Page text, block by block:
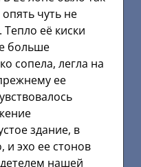
чуть не
Тепло её киски
больше
сопела, легла на
ее
здание, в
и эхо ее стонов
нашей